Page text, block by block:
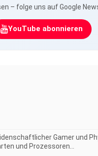
– folge uns auf Google
YouTube abonnieren
Gamer und
und Prozessoren...